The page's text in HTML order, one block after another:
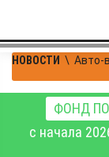
НОВОСТИ \ Авто-
ФОНД
с начала